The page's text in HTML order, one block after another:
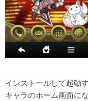
インストールして起動
キャラのホーム画面に